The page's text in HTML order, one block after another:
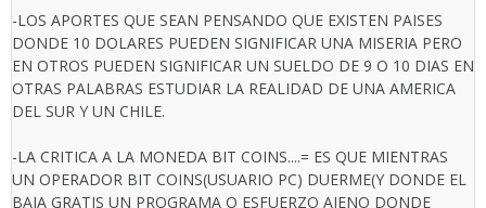
-LOS APORTES QUE SEAN PENSANDO QUE EXISTEN PAISES
DONDE 10 DOLARES PUEDEN SIGNIFICAR UNA MISERIA PERO
EN OTROS PUEDEN SIGNIFICAR UN SUELDO DE 9 O 10 DIAS EN
OTRAS PALABRAS ESTUDIAR LA REALIDAD DE UNA AMERICA
DEL SUR Y UN CHILE.
-LA CRITICA A LA MONEDA BIT COINS....= ES QUE MIENTRAS
UN OPERADOR BIT COINS(USUARIO PC) DUERME(Y DONDE EL
BAJA GRATIS UN PROGRAMA O ESFUERZO AJENO DONDE